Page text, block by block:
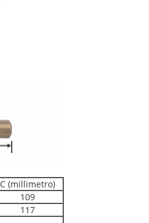
C (millimetro)
109
117